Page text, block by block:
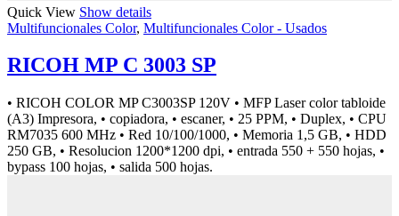
Quick View Show details
Multifuncionales Color, Multifuncionales Color - Usados
RICOH MP C 3003 SP
• RICOH COLOR MP C3003SP 120V • MFP Laser color tabloide
(A3) Impresora, • copiadora, • escaner, • 25 PPM, • Duplex, • CPU
RM7035 600 MHz • Red 10/100/1000, • Memoria 1,5 GB, • HDD
250 GB, • Resolucion 1200*1200 dpi, • entrada 550 + 550 hojas, •
bypass 100 hojas, • salida 500 hojas.